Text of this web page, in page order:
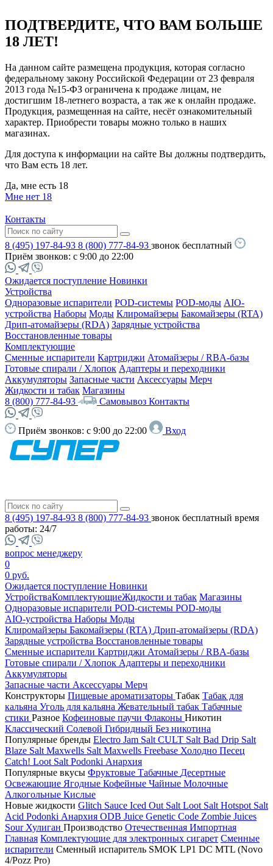
ПОДТВЕРДИТЕ, ЧТО ВАМ БОЛЬШЕ
18 ЛЕТ!
На данном сайте размещена продукция, которая согласно
федеральному закону Российской Федерации от 23 февраля
2013 года №15-ФЗ ограничена к продаже лицам, не
достигшим 18-летнего возраста, а так же к онлайн продаже.
Продукция, размещенная на сайте, несёт ознакомительный
характер. Приобрести товары можно только в наших
магазинах.
Для доступа к информации на сайте Вы должны подтвердить,
что Вам есть 18 лет.
Да, мне есть 18
Мне нет 18
Контакты
8 (495) 197-84-93 8 (800) 777-84-93 звонок бесплатный
Приём звонков: с 9:00 до 22:00
Ожидается поступление Новинки
Устройства
Одноразовые испарители POD-системы POD-моды AIO-
устройства Наборы Моды Клиромайзеры Бакомайзеры (RTA)
Дрип-атомайзеры (RDA) Зарядные устройства
Восстановленные товары
Комплектующие
Сменные испарители Картриджи Атомайзеры / RBA-базы
Готовые спирали / Хлопок Адаптеры и переходники
Аккумуляторы Запасные части Аксессуары Мерч
Жидкости и табак Магазины
8 (800) 777-84-93
Самовывоз Контакты
Приём звонков: с 9:00 до 22:00 Вход
8 (495) 197-84-93 8 (800) 777-84-93 звонок бесплатный время
работы: 24/7
вопрос менеджеру
0
0 руб.
Ожидается поступление Новинки
УстройстваКомплектующиеЖидкости и табак Магазины
Одноразовые испарители POD-системы POD-моды
AIO-устройства Наборы Моды
Клиромайзеры Бакомайзеры (RTA) Дрип-атомайзеры (RDA)
Зарядные устройства Восстановленные товары
Сменные испарители Картриджи Атомайзеры / RBA-базы
Готовые спирали / Хлопок Адаптеры и переходники
Аккумуляторы
Запасные части Аксессуары Мерч
Конструкторы Пищевые ароматизаторы Табак Табак для
кальяна Уголь для кальяна Жевательный табак Табачные
стики Разное Кофеиновые паучи Флаконы Никотин
Классический Солевой Гибридный Без никотина
Популярные бренды Electro Jam Salt CULT Salt Bad Drip Salt
Blaze Salt Maxwells Salt Maxwells Freebase Холодно Песец
Catch! Loot Salt Podonki Анархия
Популярные вкусы Фруктовые Табачные Десертные
Освежающие Ягодные Кофейные Чайные Молочные
Алкогольные Кислые
Новые жидкости Glitch Sauce Iced Out Salt Loot Salt Hotspot Salt
Acid Podonki Анархия ODB Juice Genetic Code Zombie Juices
Sour Хулиган Производство Отечественная Импортная
Главная Комплектующие для электронных сигарет Сменные
испарители Сменный испаритель SMOK LP1 DC MTL (Novo
4/Pozz Pro)